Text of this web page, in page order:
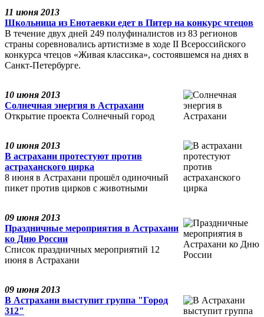
11 июня 2013
Школьница из Енотаевки едет в Питер на конкурс чтецов
В течение двух дней 249 полуфиналистов из 83 регионов
страны соревновались артистизме в ходе II Всероссийского
конкурса чтецов «Живая классика», состоявшемся на днях в
Санкт-Петербурге.
10 июня 2013
Солнечная энергия в Астрахани
Открытие проекта Солнечный город
10 июня 2013
В астрахани протестуют против
астраханского цирка
8 июня в Астрахани прошёл одиночный
пикет против цирков с животными
09 июня 2013
Праздничные мероприятия в Астрахани
ко Дню России
Список праздничных мероприятий 12
июня в Астрахани
09 июня 2013
В Астрахани выступит группа "Город
312"